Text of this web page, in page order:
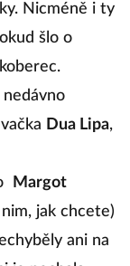
Nicméně i ty
šlo o
Dua Lipa,
Margot
jak chcete)
ani na